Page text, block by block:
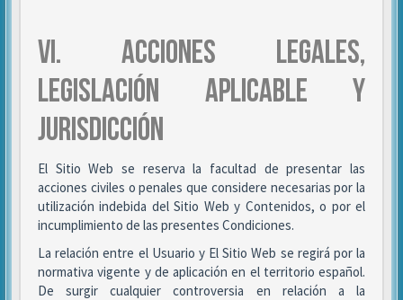
VI. ACCIONES LEGALES,
LEGISLACIÓN APLICABLE Y
JURISDICCIÓN
El Sitio Web se reserva la facultad de presentar las
acciones civiles o penales que considere necesarias por la
utilización indebida del Sitio Web y Contenidos, o por el
incumplimiento de las presentes Condiciones.
La relación entre el Usuario y El Sitio Web se regirá por la
normativa vigente y de aplicación en el territorio español.
De surgir cualquier controversia en relación a la